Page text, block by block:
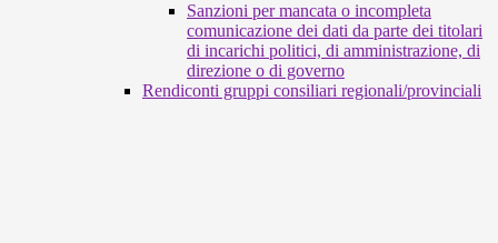
Sanzioni per mancata o incompleta
comunicazione dei dati da parte dei titolari
di incarichi politici, di amministrazione, di
direzione o di governo
Rendiconti gruppi consiliari regionali/provinciali